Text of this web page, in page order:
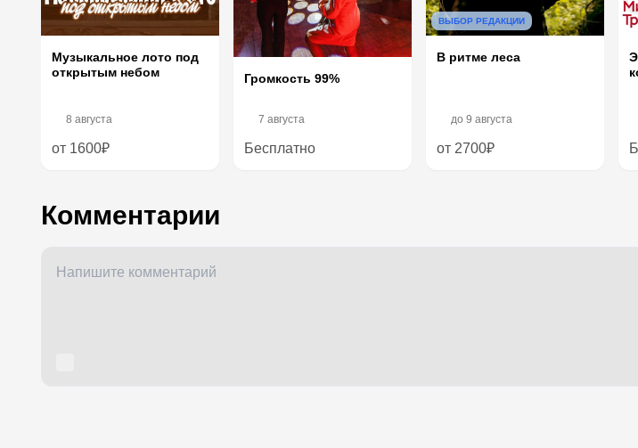
Музыкальное лото под
открытым небом
8 августа
от 1600₽
Громкость 99%
7 августа
Бесплатно
ВЫБОР РЕДАКЦИИ
В ритме леса
до 9 августа
от 2700₽
Комментарии